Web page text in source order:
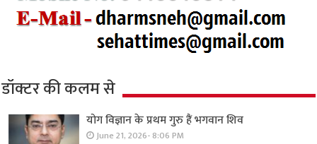
डॉक्टर की कलम से
योग विज्ञान के प्रथम गुरु हैं भगवान शिव
June 21, 2026- 8:06 PM